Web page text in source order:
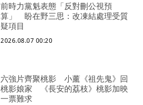
前時力黨魁表態「反對刪公視預
算」 盼在野三思：改凍結處理受質
疑項目
2026.08.07 00:20
六強片齊聚桃影 小薰《祖先鬼》回
桃影娘家 《長安的荔枝》桃影加映
一票難求